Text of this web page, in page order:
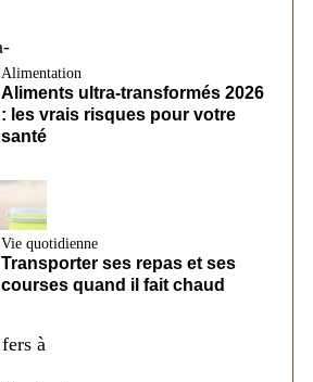
Alimentation
Aliments ultra-transformés 2026
: les vrais risques pour votre
santé
Vie quotidienne
Transporter ses repas et ses
courses quand il fait chaud